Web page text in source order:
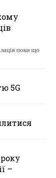
поки що
5G
–